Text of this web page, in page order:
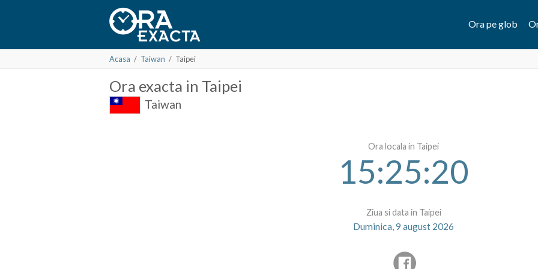
Ora pe glob
Acasa / Taiwan / Taipei
Ora exacta in Taipei
Taiwan
Ora locala in Taipei
15:25:20
Ziua si data in Taipei
Duminica, 9 august 2026